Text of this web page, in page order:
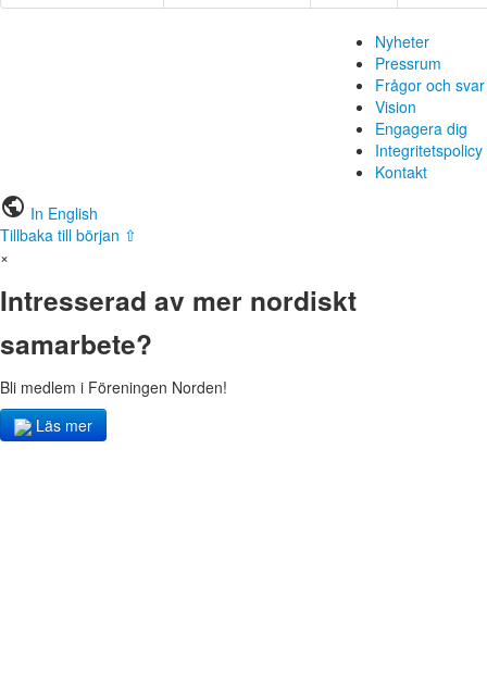
Nyheter
Pressrum
Frågor och svar
Vision
Engagera dig
Integritetspolicy
Kontakt
public In English
Tillbaka till början ⇧
×
Intresserad av mer nordiskt
samarbete?
Bli medlem i Föreningen Norden!
Läs mer